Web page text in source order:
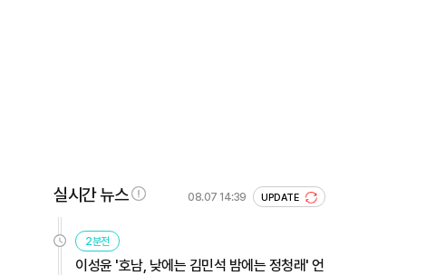
실시간 뉴스 08.07 14:39 UPDATE
2분전
이성윤 '호남, 낮에는 김민석 밤에는 정청래' 언